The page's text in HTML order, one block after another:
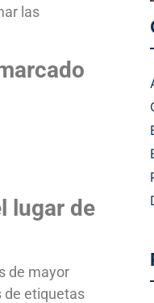
las
lugar de
de mayor
de etiquetas